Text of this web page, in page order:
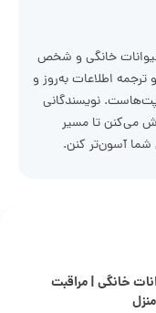
حیوانات خانگی و شخص
اطلاعات به‌روز و
نویسندگانی
می‌کنن تا مسیر
شما آسون‌تر کنن.
خانگی | مراقبت